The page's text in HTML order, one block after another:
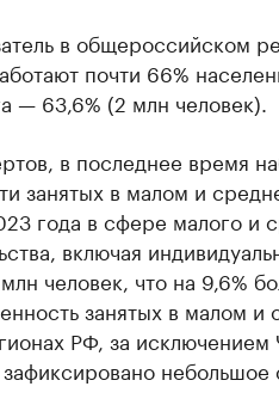
в общероссийском
почти 66%
— 63,6% (2 млн человек).
в последнее время
занятых в малом и
года в сфере малого и
включая
человек, что на 9,6%
занятых в малом
РФ, за исключением
небольшое